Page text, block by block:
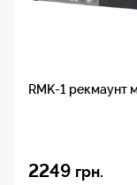
RMK-1 рекмаунт
2249 грн.